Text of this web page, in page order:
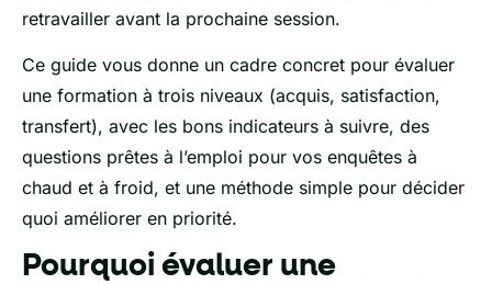
retravailler avant la prochaine session.
Ce guide vous donne un cadre concret pour évaluer
une formation à trois niveaux (acquis, satisfaction,
transfert), avec les bons indicateurs à suivre, des
questions prêtes à l’emploi pour vos enquêtes à
chaud et à froid, et une méthode simple pour décider
quoi améliorer en priorité.
Pourquoi évaluer une